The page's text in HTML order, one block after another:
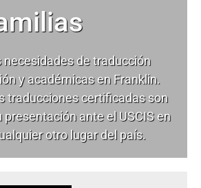
necesidades detraducción
y académicas en Franklin.
traducciones certificadas son
presentación ante el USCIS en
otro lugar del país.